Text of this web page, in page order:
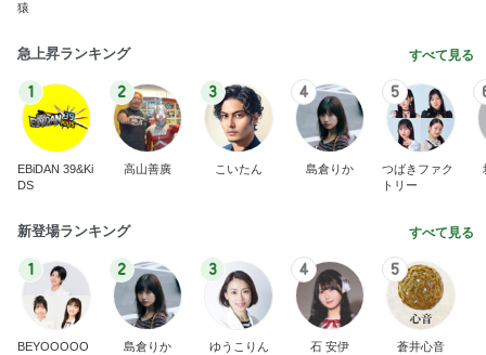
猿
急上昇ランキング すべて見る
1
EBiDAN 39&Ki
DS
2
高山善廣
3
こいたん
4
島倉りか
5
つばきファク
トリー
新登場ランキング すべて見る
1
BEYOOOOO
2
島倉りか
3
ゆうこりん
4
石 安伊
5
蒼井心音